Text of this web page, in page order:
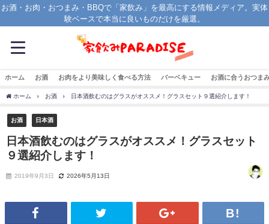
お酒・お肉・おつまみ・BBQで「家飲み」を最高にする情報メディア。実体
験ベースで本当に良いものだけを厳選。
ホーム お酒 お肉をより美味しく食べる方法 バーベキュー お酒に合うおつま
ホーム お酒 日本酒飲むのはグラスがオススメ！グラスセット９選紹介します！
お酒 日本酒
日本酒飲むのはグラスがオススメ！グラスセット
９選紹介します！
2019年9月3日 2026年5月13日